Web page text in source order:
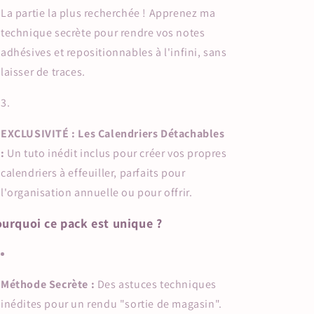
La partie la plus recherchée ! Apprenez ma
technique secrète pour rendre vos notes
adhésives et repositionnables à l'infini, sans
laisser de traces.
EXCLUSIVITÉ : Les Calendriers Détachables
: Un tuto inédit inclus pour créer vos propres
calendriers à effeuiller, parfaits pour
l'organisation annuelle ou pour offrir.
ce pack est unique ?
Méthode Secrète : Des astuces techniques
inédites pour un rendu "sortie de magasin".